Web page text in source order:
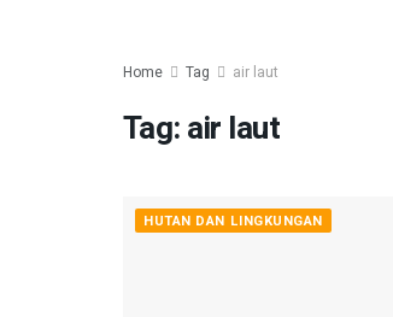
Home Tag air laut
Tag:air laut
HUTAN DAN LINGKUNGAN